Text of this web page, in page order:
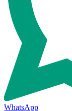
WhatsApp